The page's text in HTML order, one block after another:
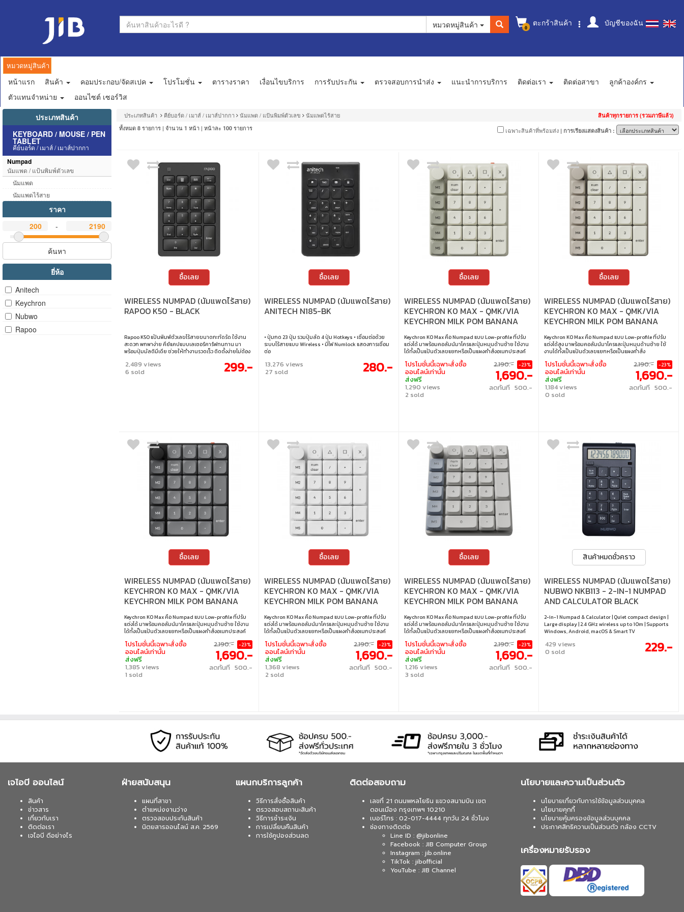
0 ตะกร้าสินค้า บัญชีของฉัน
หมวดหมู่สินค้า
หมวดหมู่สินค้า
หน้าแรก สินค้า คอมประกอบ/จัดสเปค โปรโมชั่น ตารางราคา เงื่อนไขบริการ การรับประกัน ตรวจสอบการนำส่ง แนะนำการบริการ ติดต่อเรา ติดต่อสาขา
ลูกค้าองค์กร
ตัวแทนจำหน่าย
ออนไซต์ เซอร์วิส
ประเภทสินค้า
KEYBOARD / MOUSE / PEN
TABLET
คีย์บอร์ด / เมาส์ / เมาส์ปากกา
Numpad
นัมแพด / แป้นพิมพ์ตัวเลข
นัมแพด
นัมแพดไร้สาย
ราคา
-
ค้นหา
ยี่ห้อ
Anitech
Keychron
Nubwo
Rapoo
ประเภทสินค้า คีย์บอร์ด / เมาส์ / เมาส์ปากกา นัมแพด / แป้นพิมพ์ตัวเลข นัมแพดไร้สาย สินค้าทุกรายการ (รวมภาษีแล้ว)
ทั้งหมด 8 รายการ | จำนวน 1 หน้า | หน้าละ 100 รายการ เฉพาะสินค้าที่พร้อมส่ง | การเรียงแสดงสินค้า :
ซื้อเลย
WIRELESS NUMPAD (นัมแพดไร้สาย)
RAPOO K50 - BLACK
Rapoo K50 แป้นพิมพ์ตัวเลขไร้สายขนาดกะทัดรัด ใช้งาน
สะดวก พกพาง่าย คีย์แคปแบบเลเซอร์คาร์ฟทนทาน มา
พร้อมปุ่มมัลติมีเดีย ช่วยให้ทำงานรวดเร็ว ติดตั้งง่ายไม่ต้อง
ล้านครั้ง • กะทัดรัด พกพาสะดวก • คีย์แคปเลเซอร์คาร์ฟ แข็ง
แรงทนทาน • ปุ่มลัดมัลติมีเดีย • ติดตั้งง่าย ไม่ต้องใช้
2,489 views
6 sold 299.-
ซื้อเลย
WIRELESS NUMPAD (นัมแพดไร้สาย)
ANITECH N185-BK
• ปุ่มกด 23 ปุ่ม รวมปุ่มลัด 4 ปุ่ม Hotkeys • เชื่อมต่อด้วย
ระบบไร้สายแบบ Wireless • มีไฟ Numlock แสดงการเชื่อม
ต่อ
13,276 views
27 sold 280.-
ซื้อเลย
WIRELESS NUMPAD (นัมแพดไร้สาย)
KEYCHRON K0 MAX - QMK/VIA
KEYCHRON MILK POM BANANA
SWITCH RGB FULL SHELL WHITE
K0M-Q4
Keychron K0 Max คือ Numpad แบบ Low-profile ที่ปรับ
แต่งได้ มาพร้อมคอลัมน์มาโครและปุ่มหมุนด้านซ้าย ใช้งาน
ได้ทั้งเป็นแป้นตัวเลขแยกหรือเป็นแผงคำสั่งอเนกประสงค์
รองรับ QMK เพื่อการตั้งค่าที่ยืดหยุ่น เชื่อมต่อได้ครบทั้ง 2.4
GHz, Bluetooth 5.3 และแบบสาย พร้อม Polling Rate
1000Hz (2.4G/สาย) และ 125Hz (BT) เสริมโฟมอะคูสติกและ
ระบบ Hot-swap เพื่อประสิทธิภาพการทำงานที่คล่องตัวและ
ทรงพลังยิ่งขึ้น • สวิตช์ : Keychron Milk POM Banana
Switch (Tactile) • จำนวนปุ่ม : 27 • การตั้งค่าคีย์บอร์ด : QMK
โปรโมชั่นนี้เฉพาะสั่งซื้อ
ออนไลน์เท่านั้น
ส่งฟรี
1,290 views
2 sold
2,190.- -23%
1,690.-
ลดทันที 500.-
ซื้อเลย
WIRELESS NUMPAD (นัมแพดไร้สาย)
KEYCHRON K0 MAX - QMK/VIA
KEYCHRON MILK POM BANANA
SWITCH RGB RETRO VERSION B
K0M-M4
Keychron K0 Max คือ Numpad แบบ Low-profile ที่ปรับ
แต่งได้สูง มาพร้อมคอลัมน์มาโครและปุ่มหมุนด้านซ้าย ใช้
งานได้ทั้งเป็นแป้นตัวเลขแยกหรือเป็นแผงคำสั่ง
อเนกประสงค์ รองรับ QMK เพื่อการตั้งค่าที่ยืดหยุ่น เชื่อมต่อ
ได้ครบทั้ง 2.4 GHz, Bluetooth 5.3 และแบบสาย พร้อม
Polling Rate 1000Hz (2.4G/สาย) และ 125Hz (BT) เสริม
โฟมอะคูสติกและระบบ Hot-swap เพื่อประสิทธิภาพการ
ทำงานที่คล่องตัวและทรงพลังยิ่งขึ้น • สวิตช์ : Keychron Milk
POM Banana Switch (Tactile) • จำนวนปุ่ม : 27 • การตั้งค่า
โปรโมชั่นนี้เฉพาะสั่งซื้อ
ออนไลน์เท่านั้น
ส่งฟรี
1,184 views
0 sold
2,190.- -23%
1,690.-
ลดทันที 500.-
ซื้อเลย
WIRELESS NUMPAD (นัมแพดไร้สาย)
KEYCHRON K0 MAX - QMK/VIA
KEYCHRON MILK POM BANANA
SWITCH RGB BLACK K0M-H4
Keychron K0 Max คือ Numpad แบบ Low-profile ที่ปรับ
แต่งได้ มาพร้อมคอลัมน์มาโครและปุ่มหมุนด้านซ้าย ใช้งาน
ได้ทั้งเป็นแป้นตัวเลขแยกหรือเป็นแผงคำสั่งอเนกประสงค์
รองรับ QMK เพื่อการตั้งค่าที่ยืดหยุ่น เชื่อมต่อได้ครบทั้ง 2.4
GHz, Bluetooth 5.3 และแบบสาย พร้อม Polling Rate
1000Hz (2.4G/สาย) และ 125Hz (BT) เสริมโฟมอะคูสติกและ
ระบบ Hot-swap เพื่อประสิทธิภาพการทำงานที่คล่องตัวและ
ทรงพลังยิ่งขึ้น • สวิตช์ : Keychron Milk POM Banana
Switch (Tactile) • จำนวนปุ่ม : 27 • การตั้งค่าคีย์บอร์ด : QMK
โปรโมชั่นนี้เฉพาะสั่งซื้อ
ออนไลน์เท่านั้น
ส่งฟรี
1,385 views
1 sold
2,190.- -23%
1,690.-
ลดทันที 500.-
ซื้อเลย
WIRELESS NUMPAD (นัมแพดไร้สาย)
KEYCHRON K0 MAX - QMK/VIA
KEYCHRON MILK POM BANANA
SWITCH RGB WHITE K0M-Q4Z
Keychron K0 Max คือ Numpad แบบ Low-profile ที่ปรับ
แต่งได้ มาพร้อมคอลัมน์มาโครและปุ่มหมุนด้านซ้าย ใช้งาน
ได้ทั้งเป็นแป้นตัวเลขแยกหรือเป็นแผงคำสั่งอเนกประสงค์
รองรับ QMK เพื่อการตั้งค่าที่ยืดหยุ่น เชื่อมต่อได้ครบทั้ง 2.4
GHz, Bluetooth 5.3 และแบบสาย พร้อม Polling Rate
1000Hz (2.4G/สาย) และ 125Hz (BT) เสริมโฟมอะคูสติกและ
ระบบ Hot-swap เพื่อประสิทธิภาพการทำงานที่คล่องตัวและ
ทรงพลังยิ่งขึ้น • สวิตช์ : Keychron Milk POM Banana
Switch (Tactile) • จำนวนปุ่ม : 27 • การตั้งค่าคีย์บอร์ด : QMK
โปรโมชั่นนี้เฉพาะสั่งซื้อ
ออนไลน์เท่านั้น
ส่งฟรี
1,368 views
2 sold
2,190.- -23%
1,690.-
ลดทันที 500.-
ซื้อเลย
WIRELESS NUMPAD (นัมแพดไร้สาย)
KEYCHRON K0 MAX - QMK/VIA
KEYCHRON MILK POM BANANA
SWITCH RGB RETRO BLUE K0M-R4
Keychron K0 Max คือ Numpad แบบ Low-profile ที่ปรับ
แต่งได้ มาพร้อมคอลัมน์มาโครและปุ่มหมุนด้านซ้าย ใช้งาน
ได้ทั้งเป็นแป้นตัวเลขแยกหรือเป็นแผงคำสั่งอเนกประสงค์
รองรับ QMK เพื่อการตั้งค่าที่ยืดหยุ่น เชื่อมต่อได้ครบทั้ง 2.4
GHz, Bluetooth 5.3 และแบบสาย พร้อม Polling Rate
1000Hz (2.4G/สาย) และ 125Hz (BT) เสริมโฟมอะคูสติกและ
ระบบ Hot-swap เพื่อประสิทธิภาพการทำงานที่คล่องตัวและ
ทรงพลังยิ่งขึ้น • สวิตช์ : Keychron Milk POM Banana
Switch (Tactile) • จำนวนปุ่ม : 27 • การตั้งค่าคีย์บอร์ด : QMK
โปรโมชั่นนี้เฉพาะสั่งซื้อ
ออนไลน์เท่านั้น
ส่งฟรี
1,216 views
3 sold
2,190.- -23%
1,690.-
ลดทันที 500.-
สินค้าหมดชั่วคราว
WIRELESS NUMPAD (นัมแพดไร้สาย)
NUBWO NKB113 - 2-IN-1 NUMPAD
AND CALCULATOR BLACK
2-in-1 Numpad & Calculator | Quiet compact design |
Large display | 2.4 GHz wireless up to 10m | Supports
Windows, Android, macOS & Smart TV
429 views
0 sold 229.-
เจไอบี ออนไลน์
สินค้า
ข่าวสาร
เกี่ยวกับเรา
ติดต่อเรา
เจไอบี ดีอย่างไร
ฝ่ายสนับสนุน
แผนที่สาขา
ตำแหน่งงานว่าง
ตรวจสอบประกันสินค้า
นิตยสารออนไลน์ ส.ค. 2569
แผนกบริการลูกค้า
วิธีการสั่งซื้อสินค้า
ตรวจสอบสถานะสินค้า
วิธีการชำระเงิน
การเปลี่ยนคืนสินค้า
การใช้คูปองส่วนลด
ติดต่อสอบถาม
เลขที่ 21 ถนนพหลโยธิน แขวงสนามบิน เขต
ดอนเมือง กรุงเทพฯ 10210
เบอร์โทร : 02-017-4444 ทุกวัน 24 ชั่วโมง
ช่องทางติดต่อ
Line ID : @jibonline
Facebook : JIB Computer Group
Instagram : jib.online
TikTok : jibofficial
YouTube : JIB Channel
นโยบายและความเป็นส่วนตัว
นโยบายเกี่ยวกับการใช้ข้อมูลส่วนบุคคล
นโยบายคุกกี้
นโยบายคุ้มครองข้อมูลส่วนบุคคล
ประกาศสิทธิความเป็นส่วนตัว กล้อง CCTV
เครื่องหมายรับรอง